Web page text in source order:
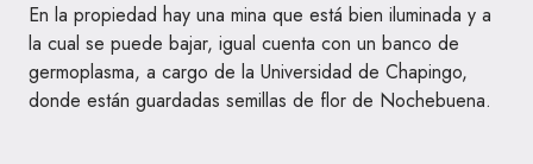
En la propiedad hay una mina que está bien iluminada y a
la cual se puede bajar, igual cuenta con un banco de
germoplasma, a cargo de la Universidad de Chapingo,
donde están guardadas semillas de flor de Nochebuena.